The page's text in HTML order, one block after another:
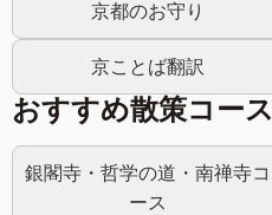
京都のお守り
京ことば翻訳
おすすめ散策コース
銀閣寺・哲学の道・南禅寺コ
ース